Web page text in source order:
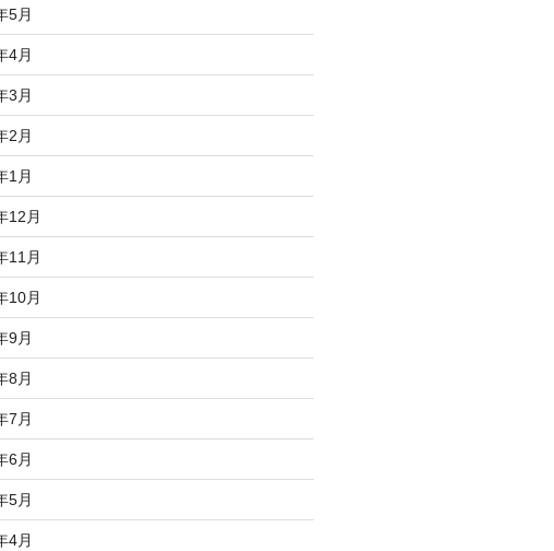
5月
4月
3月
2月
1月
12月
11月
10月
9月
8月
7月
6月
5月
4月